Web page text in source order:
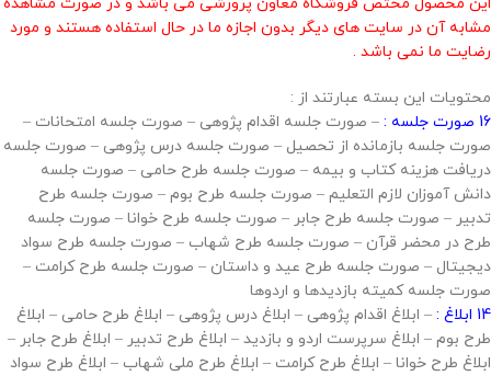
مشابه آن در سایت های دیگر بدون اجازه ما در حال استفاده هستند و مورد
رضایت ما نمی باشد .
محتویات این بسته عبارتند از :
16 صورت جلسه :
– صورت جلسه اقدام پژوهی – صورت جلسه امتحانات –
صورت جلسه بازمانده از تحصیل – صورت جلسه درس پژوهی – صورت جلسه
دریافت هزینه کتاب و بیمه – صورت جلسه طرح حامی – صورت جلسه
دانش آموزان لازم التعلیم – صورت جلسه طرح بوم – صورت جلسه طرح
تدبیر – صورت جلسه طرح جابر – صورت جلسه طرح خوانا – صورت جلسه
طرح در محضر قرآن – صورت جلسه طرح شهاب – صورت جلسه طرح سواد
دیجیتال – صورت جلسه طرح عید و داستان – صورت جلسه طرح کرامت –
صورت جلسه کمیته بازدیدها و اردوها
14 ابلاغ :
– ابلاغ اقدام پژوهی – ابلاغ درس پژوهی – ابلاغ طرح حامی – ابلاغ
طرح بوم – ابلاغ سرپرست اردو و بازدید – ابلاغ طرح تدبیر – ابلاغ طرح جابر –
ابلاغ طرح خوانا – ابلاغ طرح کرامت – ابلاغ طرح ملی شهاب – ابلاغ طرح سواد